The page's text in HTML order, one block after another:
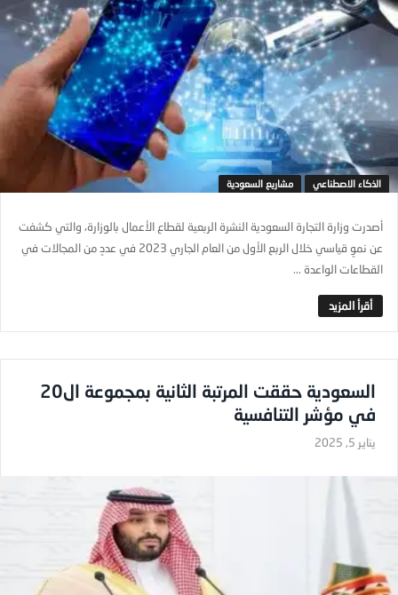
الذكاء الاصطناعي مشاريع السعودية
أصدرت وزارة التجارة السعودية النشرة الربعية لقطاع الأعمال بالوزارة، والتي كشفت
عن نموٍ قياسي خلال الربع الأول من العام الجاري 2023 في عددٍ من المجالات في
القطاعات الواعدة ...
السعودية حققت المرتبة الثانية بمجموعة ال20
في مؤشر التنافسية
يناير 5, 2025